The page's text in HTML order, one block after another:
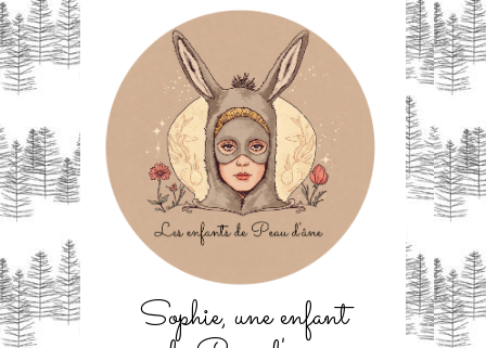
Sophie, une enfant